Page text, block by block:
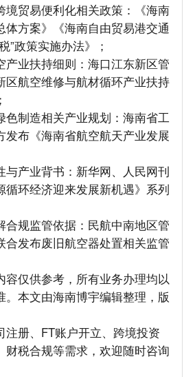
境贸易便利化相关政策：《海南
体方案》《海南自由贸易港交通
”政策实施办法》；
产业扶持细则：海口江东新区管
区航空维修与航材循环产业扶持
色制造相关产业规划：海南省工
发布《海南省航空航天产业发展
与产业背书：新华网、人民网刊
循环经济迎来发展新机遇》系列
合规监管依据：民航中南地区管
合发布废旧航空器处置相关监管
容仅供参考，所有业务办理均以
。本文由海南博宇编辑整理，版
注册、FT账户开立、跨境投资
财税合规等需求，欢迎随时咨询